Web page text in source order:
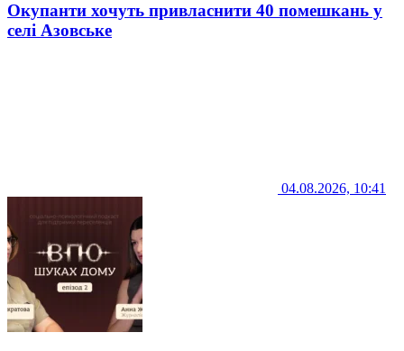
Окупанти хочуть привласнити 40 помешкань у
селі Азовське
04.08.2026, 10:41